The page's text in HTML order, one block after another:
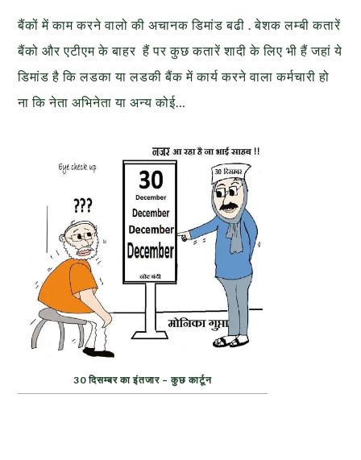
बैंकों में काम करने वालो की अचानक डिमांड बढी . बेशक लम्बी कतारें
बैंको और एटीएम के बाहर हैं पर कुछ कतारें शादी के लिए भी हैं जहां ये
डिमांड है कि लडका या लडकी बैंक में कार्य करने वाला कर्मचारी हो
ना कि नेता अभिनेता या अन्य कोई…
30 दिसम्बर का इंतजार – कुछ कार्टून